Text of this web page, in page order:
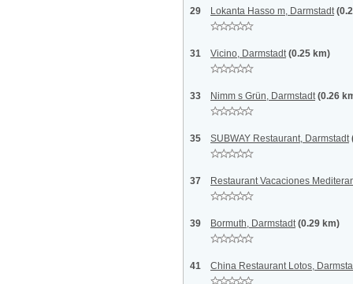
29 Lokanta Hasso m, Darmstadt
31 Vicino, Darmstadt (0.25 km)
33 Nimm s Grün, Darmstadt (0.26
35 SUBWAY Restaurant, Darmstadt
37 Restaurant Vacaciones
39 Bormuth, Darmstadt (0.29 km)
41 China Restaurant Lotos,